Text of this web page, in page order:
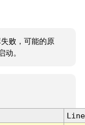
败，可能的原
动。
Line